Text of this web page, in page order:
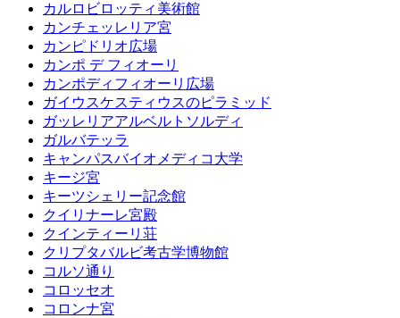
カルロビロッティ美術館
カンチェッレリア宮
カンピドリオ広場
カンポ デ フィオーリ
カンポディフィオーリ広場
ガイウスケスティウスのピラミッド
ガッレリアアルベルトソルディ
ガルバテッラ
キャンパスバイオメディコ大学
キージ宮
キーツシェリー記念館
クイリナーレ宮殿
クインティーリ荘
クリプタバルビ考古学博物館
コルソ通り
コロッセオ
コロンナ宮